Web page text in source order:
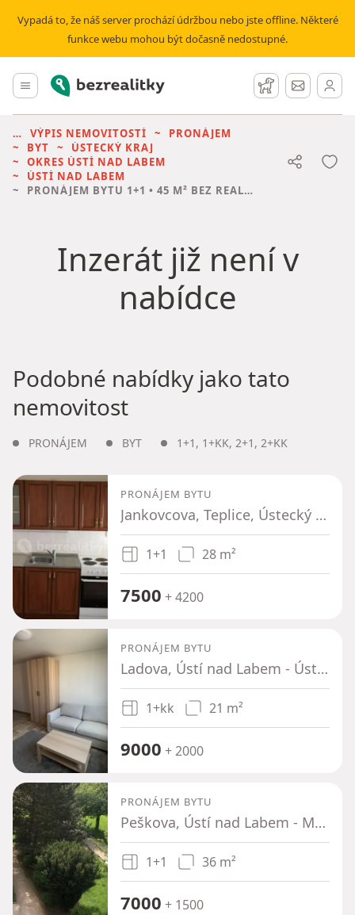
Vypadá to, že náš server prochází údržbou nebo jste offline. Některé
funkce webu mohou být dočasně nedostupné.
Hlavní menu
Bezrealitky Hlídací pes
Zprávy
VÝPIS NEMOVITOSTÍ
PRONÁJEM
BYT
ÚSTECKÝ KRAJ
OKRES ÚSTÍ NAD LABEM
ÚSTÍ NAD LABEM
PRONÁJEM BYTU 1+1 • 45 M² BEZ REALITKY
Inzerát již není v
nabídce
Podobné nabídky jako tato
nemovitost
PRONÁJEM BYT 1+1 , 1+KK, 2+1 , 2+KK
PRONÁJEM BYTU
Jankovcova, Teplice, Ústecký kraj
1+1 28 m²
7500 + 4200
PRONÁJEM BYTU
Ladova, Ústí nad Labem - Ústí nad Labem, Ústecký kraj
1+kk 21 m²
9000 + 2000
PRONÁJEM BYTU
Peškova, Ústí nad Labem - Mojžíř, Ústecký kraj
1+1 36 m²
7000 + 1500